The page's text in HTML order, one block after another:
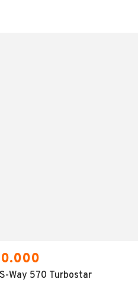
Way 570 Turbostar